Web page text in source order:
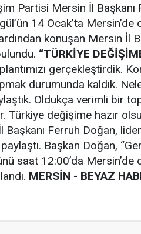
Partisi Mersin İl Başkanı
14 Ocak’ta
ardından konuşan Mersin İl
“TÜRKİYE
gerçekleştirdik.
durumunda kaldık.
Oldukça verimli bir
Türkiye değişime hazır
Ferruh Doğan,
Başkan Doğan,
saat 12:00’da Mersin’de
MERSİN - BEYAZ